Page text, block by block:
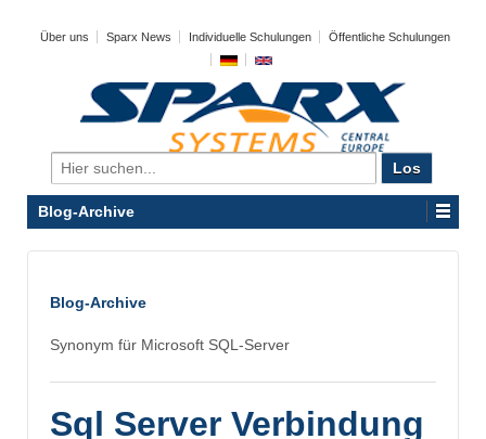
Über uns Sparx News Individuelle Schulungen Öffentliche Schulungen
Search
for:
Blog-Archive
Blog-Archive
Synonym für Microsoft SQL-Server
Sql Server Verbindung